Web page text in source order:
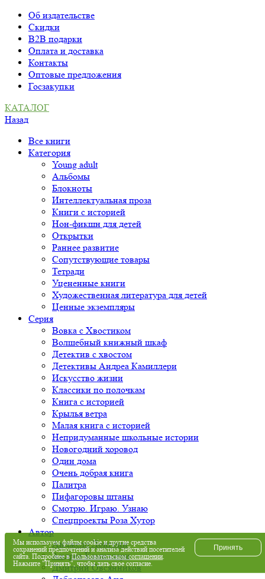
Об издательстве
Скидки
B2B подарки
Оплата и доставка
Контакты
Оптовые предложения
Госзакупки
КАТАЛОГ
Назад
Все книги
Категория
Young adult
Альбомы
Блокноты
Интеллектуальная проза
Книги с историей
Нон-фикшн для детей
Открытки
Раннее развитие
Сопутствующие товары
Тетради
Уцененные книги
Художественная литература для детей
Ценные экземпляры
Серия
Вовка с Хвостиком
Волшебный книжный шкаф
Детектив с хвостом
Детективы Андреа Камиллери
Искусство жизни
Классики по полочкам
Книга с историей
Крылья ветра
Малая книга с историей
Непридуманные школьные истории
Новогодний хоровод
Один дома
Очень добрая книга
Палитра
Пифагоровы штаны
Смотрю. Играю. Узнаю
Спецпроекты Роза Хутор
Автор
Анджело Лонгони
Андреа Камиллери
Дмитрий Овсянников
Мы используем файлы cookie и другие средства
сохранений предпочтений и анализа действий посетителей
сайта. Подробнее вПользовательском соглашении.
Нажмите "Принять", чтобы дать свое согласие.
Принять